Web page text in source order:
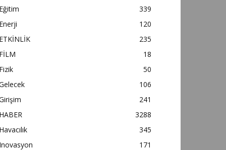
339
120
235
18
50
106
241
3288
345
171